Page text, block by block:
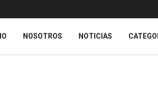
NOSOTROS NOTICIAS